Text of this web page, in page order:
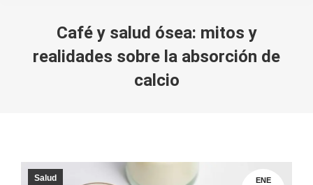
Café y salud ósea: mitos y
realidades sobre la absorción de
calcio
ENE
Salud